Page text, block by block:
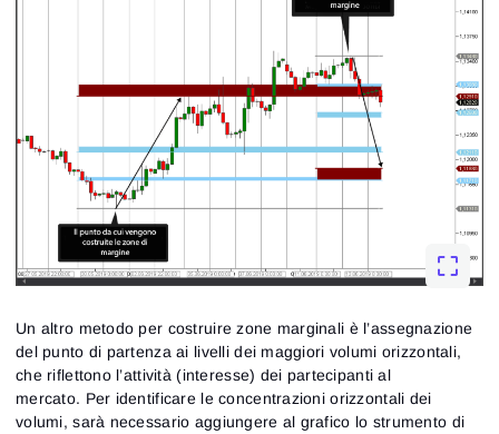
Un altro metodo per costruire zone marginali è l’assegnazione
del punto di partenza ai livelli dei maggiori volumi orizzontali,
che riflettono l’attività (interesse) dei partecipanti al
mercato. Per identificare le concentrazioni orizzontali dei
volumi, sarà necessario aggiungere al grafico lo strumento di